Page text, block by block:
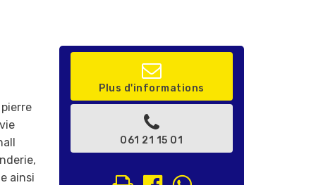
ainsi
Plus d'informations
061 21 15 01